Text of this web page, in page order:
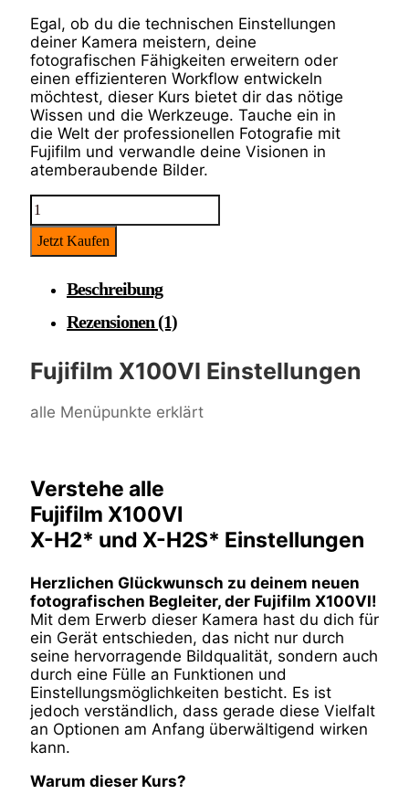
Egal, ob du die technischen Einstellungen
deiner Kamera meistern, deine
fotografischen Fähigkeiten erweitern oder
einen effizienteren Workflow entwickeln
möchtest, dieser Kurs bietet dir das nötige
Wissen und die Werkzeuge. Tauche ein in
die Welt der professionellen Fotografie mit
Fujifilm und verwandle deine Visionen in
atemberaubende Bilder.
FUJIFILM
X100VI
EINSTELLUNGEN
Jetzt Kaufen
Beschreibung
Rezensionen (1)
Fujifilm X100VI Einstellungen
alle Menüpunkte erklärt
Verstehe alle
Fujifilm X100VI
X-H2* und X-H2S* Einstellungen
Herzlichen Glückwunsch zu deinem neuen
fotografischen Begleiter, der Fujifilm X100VI!
Mit dem Erwerb dieser Kamera hast du dich für
ein Gerät entschieden, das nicht nur durch
seine hervorragende Bildqualität, sondern auch
durch eine Fülle an Funktionen und
Einstellungsmöglichkeiten besticht. Es ist
jedoch verständlich, dass gerade diese Vielfalt
an Optionen am Anfang überwältigend wirken
kann.
Warum dieser Kurs?